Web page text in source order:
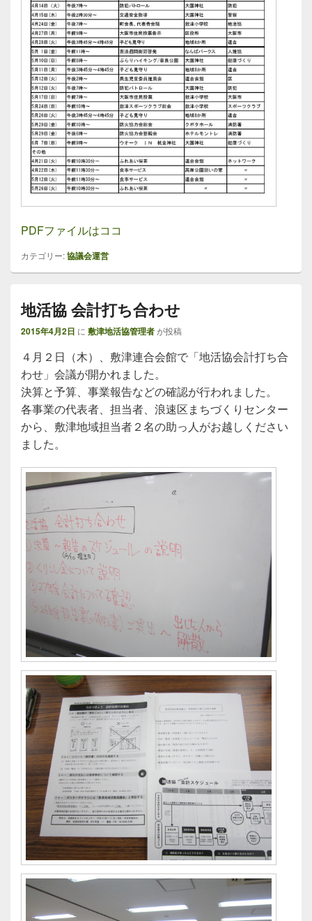
PDFファイルはココ
カテゴリー:協議会運営
地活協 会計打ち合わせ
2015年4月2日 に 敷津地活協管理者が投稿
４月２日（木）、敷津連合会館で「地活協会計打ち合
わせ」会議が開かれました。
決算と予算、事業報告などの確認が行われました。
各事業の代表者、担当者、浪速区まちづくりセンター
から、敷津地域担当者２名の助っ人がお越しください
ました。